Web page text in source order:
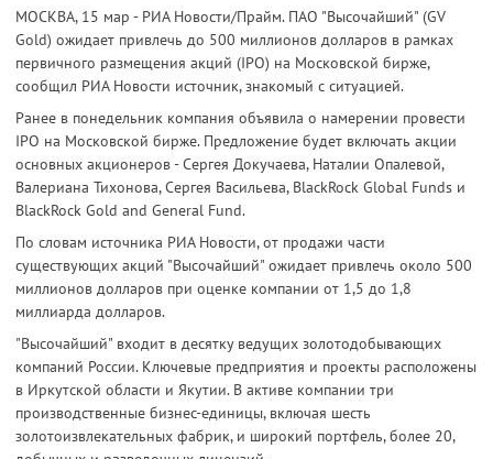
МОСКВА, 15 мар - РИА Новости/Прайм. ПАО "Высочайший" (GV
Gold) ожидает привлечь до 500 миллионов долларов в рамках
первичного размещения акций (IPO) на Московской бирже,
сообщил РИА Новости источник, знакомый с ситуацией.
Ранее в понедельник компания объявила о намерении провести
IPO на Московской бирже. Предложение будет включать акции
основных акционеров - Сергея Докучаева, Наталии Опалевой,
Валериана Тихонова, Сергея Васильева, BlackRock Global Funds и
BlackRock Gold and General Fund.
По словам источника РИА Новости, от продажи части
существующих акций "Высочайший" ожидает привлечь около 500
миллионов долларов при оценке компании от 1,5 до 1,8
миллиарда долларов.
"Высочайший" входит в десятку ведущих золотодобывающих
компаний России. Ключевые предприятия и проекты расположены
в Иркутской области и Якутии. В активе компании три
производственные бизнес-единицы, включая шесть
золотоизвлекательных фабрик, и широкий портфель, более 20,